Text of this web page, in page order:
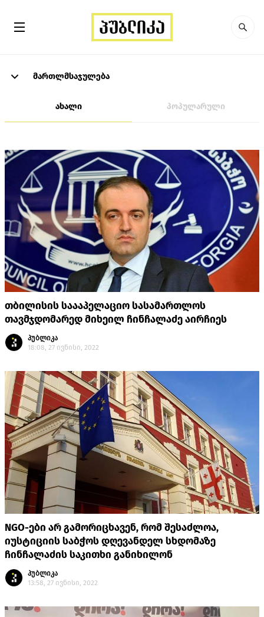
მართლმსაჯულება
ახალი პოპულარული
თბილისის საააპელაციო სასამართლოს
თავმჯდომარედ მიხეილ ჩინჩალაძე აირჩიეს
პუბლიკა
18:08, 27 ივნისი, 2022
NGO-ები არ გამორიცხავენ, რომ შესაძლოა,
იუსტიციის საბჭოს დღევანდელ სხდომაზე
ჩინჩალაძის საკითხი განიხილონ
პუბლიკა
13:58, 27 ივნისი, 2022